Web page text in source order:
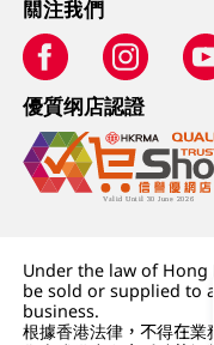
關注我們
優質纲店認證
Under the law of
be sold or supplied to
business.
根據香港法律，不得在業